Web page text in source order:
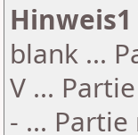
Hinweis1
blank ...
V ...
- ...